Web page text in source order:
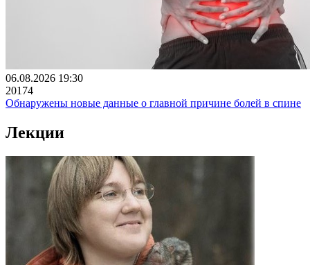
06.08.2026 19:30
20174
Обнаружены новые данные о главной причине болей в спине
Лекции